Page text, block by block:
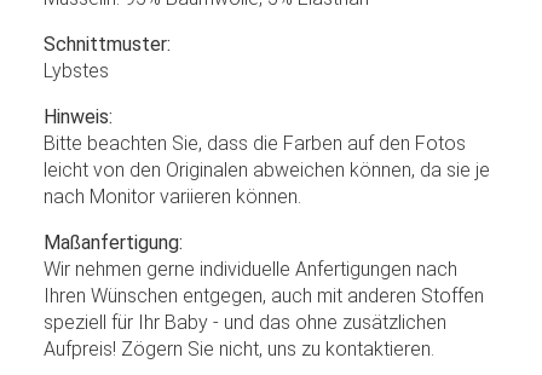
Schnittmuster:
Lybstes
Hinweis:
Bitte beachten Sie, dass die Farben auf den Fotos
leicht von den Originalen abweichen können, da sie je
nach Monitor variieren können.
Maßanfertigung:
Wir nehmen gerne individuelle Anfertigungen nach
Ihren Wünschen entgegen, auch mit anderen Stoffen
speziell für Ihr Baby - und das ohne zusätzlichen
Aufpreis! Zögern Sie nicht, uns zu kontaktieren.